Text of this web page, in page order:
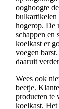
ooghoogte de
bulkartikelen
hogerop. De
schappen en
koelkast er
voegen barst
daaruit verder
Wees ook
beetje.
producten te
koelkast. Het